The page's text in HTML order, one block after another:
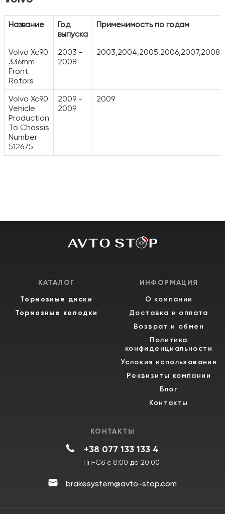
Название
Год
выпуска
Применимость по годам
Volvo Xc90
336mm
Front
Rotors
2003 -
2008
2003,2004,2005,2006,2007,2008
Volvo Xc90
Vehicle
Production
To Chassis
Number
512675
2009 -
2009
2009
КАТАЛОГ
Тормозные диски
Тормозные колодки
ИНФОРМАЦИЯ
О компании
Доставка и оплата
Возврат и обмен
Политика
конфиденциальности
Условия использования
Реквизиты компании
Блог
Контакты
КОНТАКТЫ
+38 077 133 133 4
Пн-Сб с 8:00 до 20:00
brakesystem@avto-stop.com